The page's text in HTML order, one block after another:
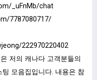
_uFnMb/chat
7787080717/
222970220402
저의 캐나다 고객분들의
모음집입니다. 내용은 참